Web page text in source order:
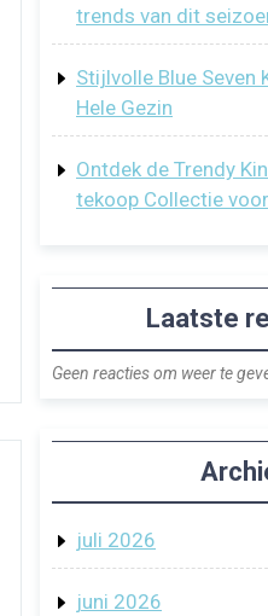
trends van dit
Stijlvolle Blue Seven
Hele Gezin
Ontdek de Trendy
tekoop Collectie
Laatste
Geen reacties om weer te
juli 2026
juni 2026